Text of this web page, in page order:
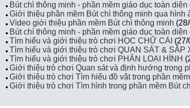
Bút chì thông minh - phần mềm giáo dục toàn
Giới thiệu phần mềm Bút chì thông minh qua hình
Video giới thiệu phần mềm Bút chì thông minh
Bút chì thông minh - phần mềm giáo dục toàn
Tìm hiểu và giới thiệu trò chơi HỌC CHỮ CÁI
Tìm hiểu và giới thiệu trò chơi QUAN SÁT & SẮP
Tìm hiểu và giới thiệu trò chơi PHÂN LOẠI HÌNH
Giới thiệu trò chơi Quan sát và định hướng trong
Giới thiệu trò chơi Tìm hiểu đồ vật trong phần
Giới thiệu trò chơi Tìm hình trong phần mềm Bút